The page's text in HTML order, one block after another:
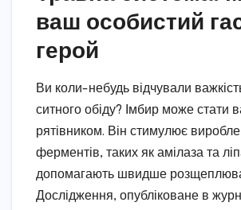
ваш особистий
герой
Ви коли-небудь відчували
ситного обіду? Імбир може стати
рятівником. Він стимулює
ферментів, таких як амілаза та
допомагають швидше
Дослідження, опубліковане в